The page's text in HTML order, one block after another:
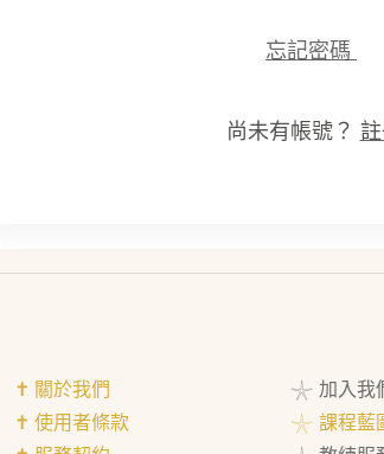
忘記密碼
尚未有帳號？
✝︎ 關於我們
✝︎ 使用者條款
𓇼 加入我
𓇼 課程藍